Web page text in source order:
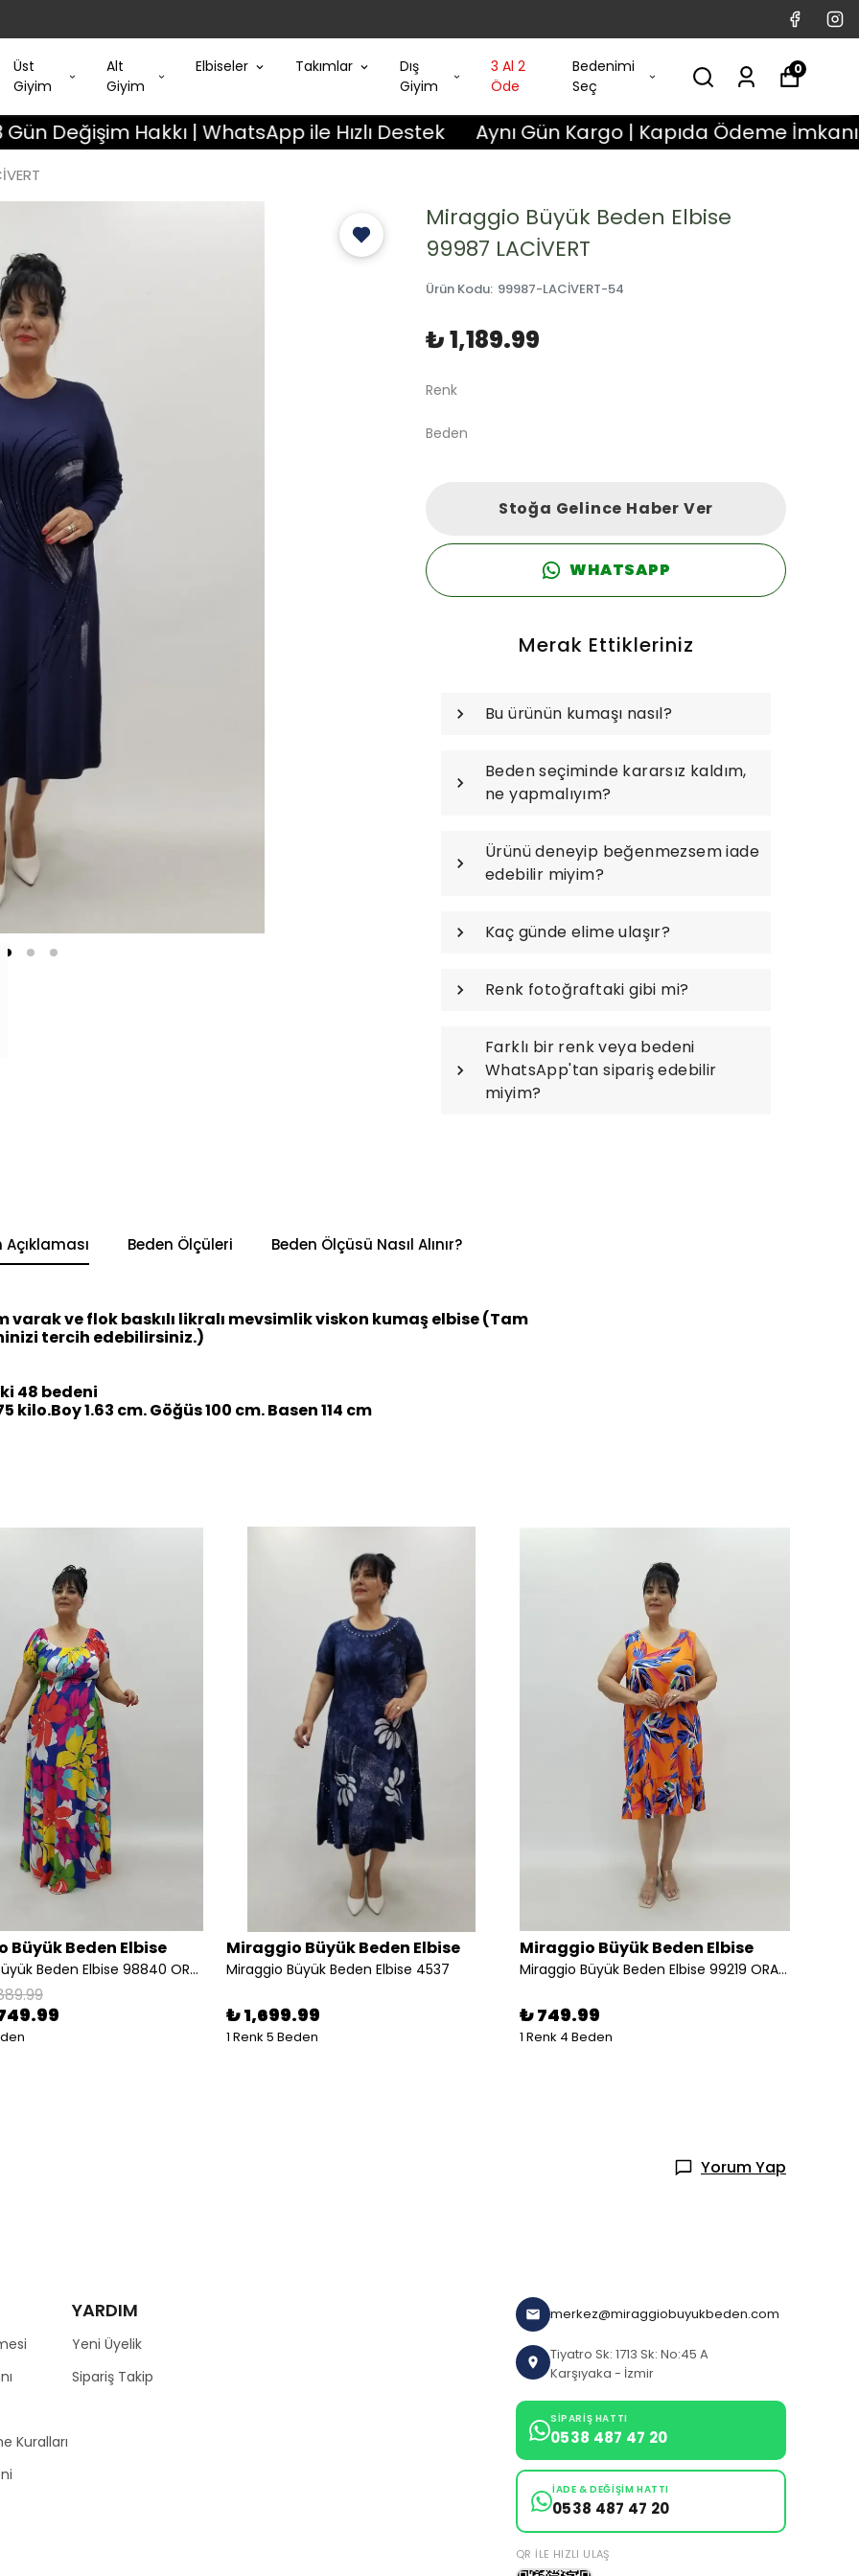
Üst
Giyim
Alt
Giyim
Elbiseler Takımlar
Dış
Giyim
3 Al 2
Öde
Bedenimi
Seç
0
Hakkı | WhatsApp ile Hızlı Destek Aynı Gün Kargo | Kapıda Ödeme İmkanı | 3 Gün
Miraggio Büyük Beden Elbise
99987 LACİVERT
Ürün Kodu: 99987-LACİVERT-54
₺ 1,189.99
Renk
Beden
Stoğa Gelince Haber Ver
WHATSAPP
Merak Ettikleriniz
Bu ürünün kumaşı nasıl?
Beden seçiminde kararsız kaldım,
ne yapmalıyım?
Ürünü deneyip beğenmezsem iade
edebilir miyim?
Kaç günde elime ulaşır?
Renk fotoğraftaki gibi mi?
Farklı bir renk veya bedeni
WhatsApp'tan sipariş edebilir
miyim?
Açıklaması Beden Ölçüleri Beden Ölçüsü Nasıl Alınır?
varak ve flok baskılı likralı mevsimlik viskon kumaş elbise (Tam
tercih edebilirsiniz.)
48 bedeni
kilo.Boy 1.63 cm. Göğüs 100 cm. Basen 114 cm
Büyük Beden Elbise
Miraggio Büyük Beden Elbise 98840 ORJİNAL
Miraggio Büyük Beden Elbise
Miraggio Büyük Beden Elbise 4537
₺ 1,699.99
1 Renk 5 Beden
Miraggio Büyük Beden Elbise
Miraggio Büyük Beden Elbise 99219 ORANJ
₺ 749.99
1 Renk 4 Beden
Yorum Yap
Kuralları
YARDIM
Yeni Üyelik
Sipariş Takip
merkez@miraggiobuyukbeden.com
Tiyatro Sk: 1713 Sk: No:45 A
Karşıyaka - İzmir
SIPARIŞ HATTI
0538 487 47 20
İADE & DEĞIŞIM HATTI
0538 487 47 20
QR ILE HIZLI ULAŞ